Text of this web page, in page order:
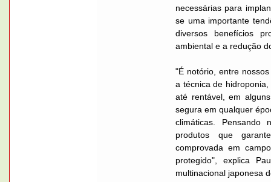
necessárias para
se uma importante
diversos benefícios
ambiental e a redução
"É notório, entre
a técnica de
até rentável, em
segura em qualquer
climáticas. Pensando
produtos que
comprovada em
protegido", explica
multinacional japonesa